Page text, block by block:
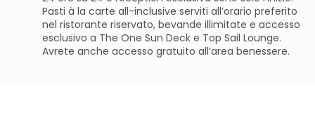
Pasti à la carte all-inclusive serviti all’orario preferito
nel ristorante riservato, bevande illimitate e accesso
esclusivo a The One Sun Deck e Top Sail Lounge.
Avrete anche accesso gratuito all’area benessere.